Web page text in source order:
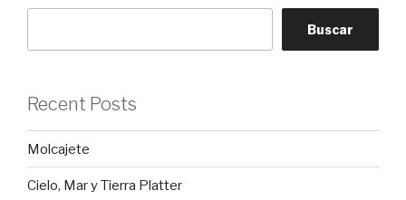
Buscar
Recent Posts
Molcajete
Cielo, Mar y Tierra Platter